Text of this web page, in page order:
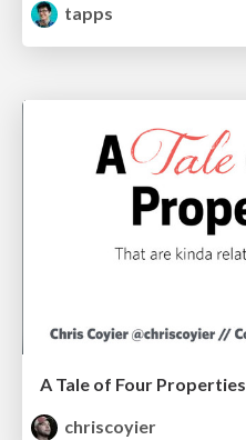
tapps
A Tale of Four Properties
chriscoyier